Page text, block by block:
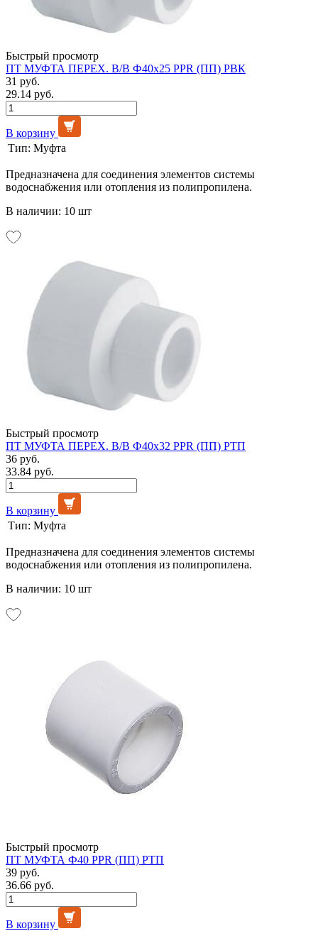
Быстрый просмотр
ПТ МУФТА ПЕРЕХ. В/В Ф40х25 PPR (ПП) РВК
31 руб.
29.14 руб.
В корзину
Тип: Муфта
Предназначена для соединения элементов системы
водоснабжения или отопления из полипропилена.
В наличии: 10 шт
Быстрый просмотр
ПТ МУФТА ПЕРЕХ. В/В Ф40х32 PPR (ПП) РТП
36 руб.
33.84 руб.
В корзину
Тип: Муфта
Предназначена для соединения элементов системы
водоснабжения или отопления из полипропилена.
В наличии: 10 шт
Быстрый просмотр
ПТ МУФТА Ф40 PPR (ПП) РТП
39 руб.
36.66 руб.
В корзину